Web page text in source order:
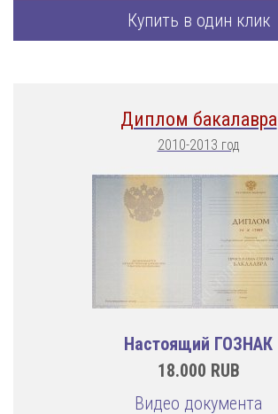
Купить в один клик
Диплом бакалавра
2010-2013 год
Настоящий ГОЗНАК
18.000 RUB
Видео документа